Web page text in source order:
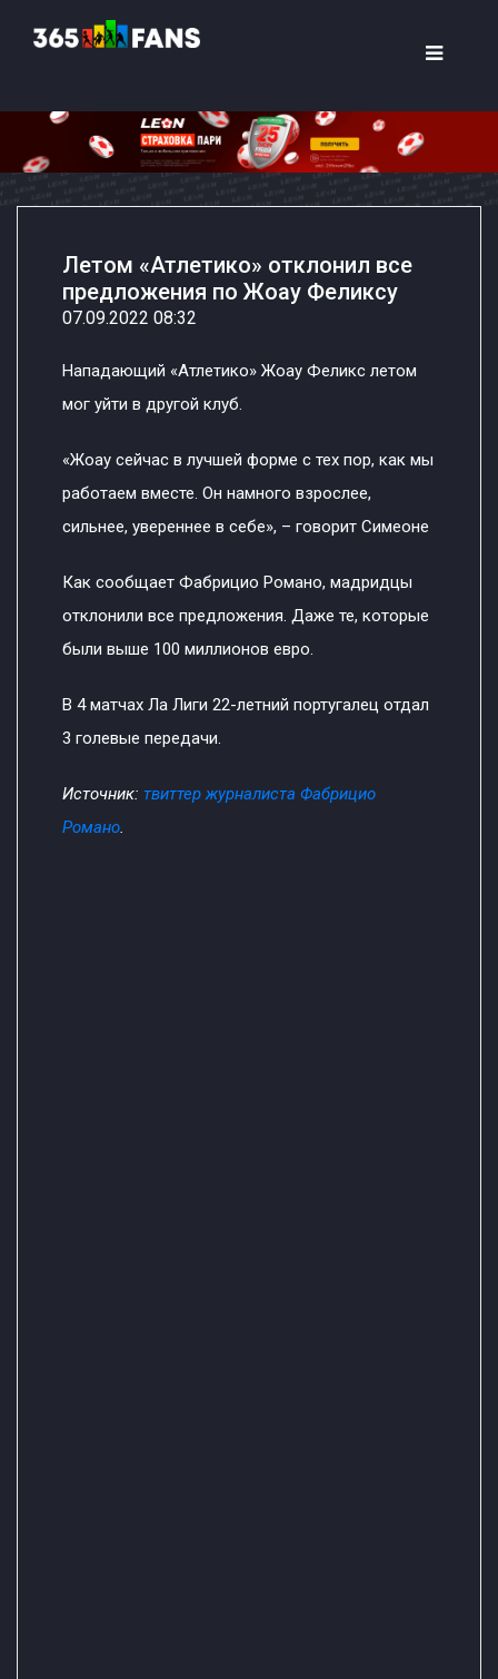
Летом «Атлетико» отклонил все
предложения по Жоау Феликсу
07.09.2022 08:32
Нападающий «Атлетико» Жоау Феликс летом
мог уйти в другой клуб.
«Жоау сейчас в лучшей форме с тех пор, как мы
работаем вместе. Он намного взрослее,
сильнее, увереннее в себе», – говорит Симеоне
Как сообщает Фабрицио Романо, мадридцы
отклонили все предложения. Даже те, которые
были выше 100 миллионов евро.
В 4 матчах Ла Лиги 22-летний португалец отдал
3 голевые передачи.
Источник: твиттер журналиста Фабрицио
Романо.